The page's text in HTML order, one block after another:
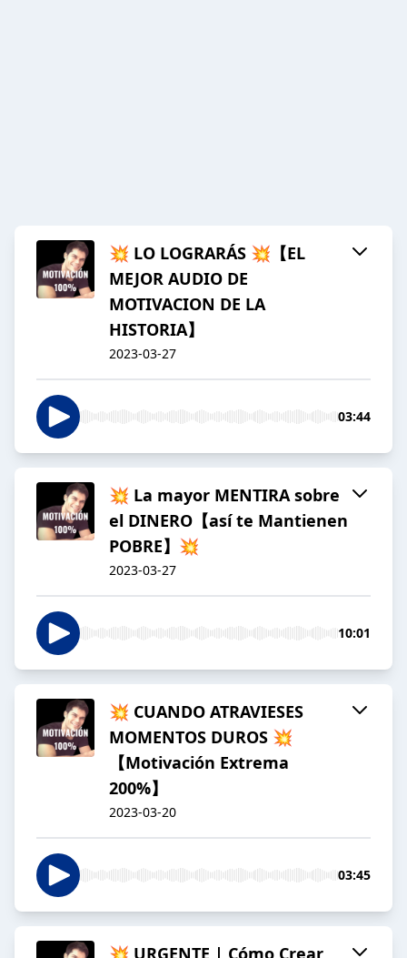
💥 LO LOGRARÁS 💥【EL
MEJOR AUDIO DE
MOTIVACION DE LA
HISTORIA】
2023-03-27
03:44
💥 La mayor MENTIRA sobre
el DINERO【así te Mantienen
POBRE】💥
2023-03-27
10:01
💥 CUANDO ATRAVIESES
MOMENTOS DUROS 💥
【Motivación Extrema
200%】
2023-03-20
03:45
💥 URGENTE | Cómo Crear